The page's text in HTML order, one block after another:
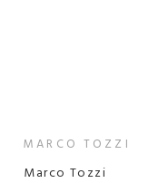
MARCO TOZZI
Marco Tozzi